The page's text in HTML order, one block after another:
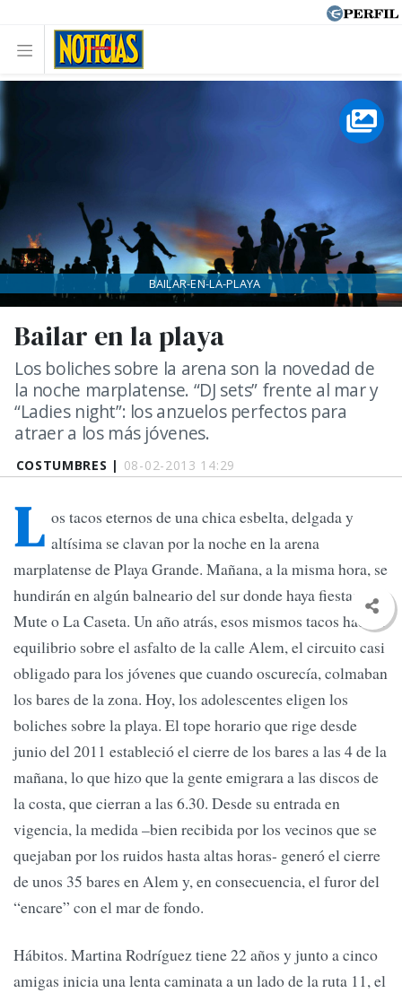
COSTUMBRES | 08-02-2013 14:29
Bailar en la playa
Los boliches sobre la arena son la novedad de
la noche marplatense. “DJ sets” frente al mar y
“Ladies night”: los anzuelos perfectos para
atraer a los más jóvenes.
BAILAR-EN-LA-PLAYA
L os tacos eternos de una chica esbelta, delgada y
altísima se clavan por la noche en la arena
marplatense de Playa Grande. Mañana, a la misma hora, se
hundirán en algún balneario del sur donde haya fiesta:
Mute o La Caseta. Un año atrás, esos mismos tacos hacían
equilibrio sobre el asfalto de la calle Alem, el circuito casi
obligado para los jóvenes que cuando oscurecía, colmaban
los bares de la zona. Hoy, los adolescentes eligen los
boliches sobre la playa. El tope horario que rige desde
junio del 2011 estableció el cierre de los bares a las 4 de la
mañana, lo que hizo que la gente emigrara a las discos de
la costa, que cierran a las 6.30. Desde su entrada en
vigencia, la medida –bien recibida por los vecinos que se
quejaban por los ruidos hasta altas horas- generó el cierre
de unos 35 bares en Alem y, en consecuencia, el furor del
“encare” con el mar de fondo.
Hábitos. Martina Rodríguez tiene 22 años y junto a cinco
amigas inicia una lenta caminata a un lado de la ruta 11, el